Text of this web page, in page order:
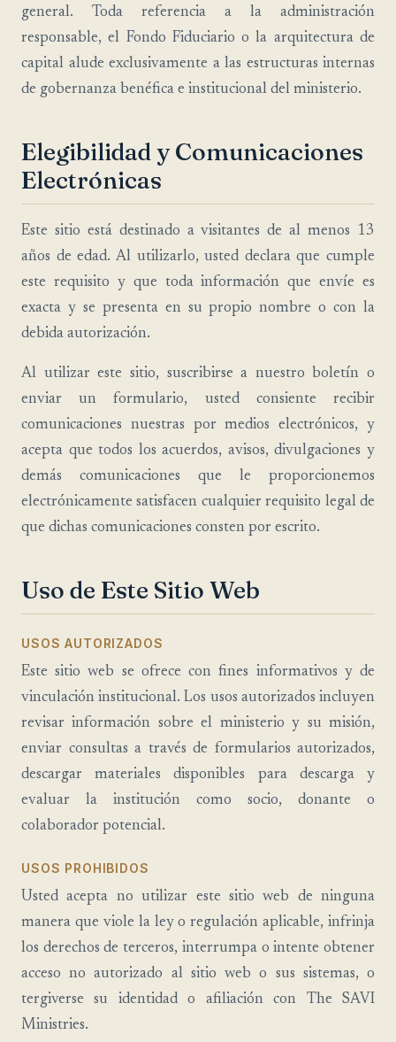
general. Toda referencia a la administración
responsable, el Fondo Fiduciario o la arquitectura de
capital alude exclusivamente a las estructuras internas
de gobernanza benéfica e institucional del ministerio.
Elegibilidad y Comunicaciones
Electrónicas
Este sitio está destinado a visitantes de al menos 13
años de edad. Al utilizarlo, usted declara que cumple
este requisito y que toda información que envíe es
exacta y se presenta en su propio nombre o con la
debida autorización.
Al utilizar este sitio, suscribirse a nuestro boletín o
enviar un formulario, usted consiente recibir
comunicaciones nuestras por medios electrónicos, y
acepta que todos los acuerdos, avisos, divulgaciones y
demás comunicaciones que le proporcionemos
electrónicamente satisfacen cualquier requisito legal de
que dichas comunicaciones consten por escrito.
Uso de Este Sitio Web
USOS AUTORIZADOS
Este sitio web se ofrece con fines informativos y de
vinculación institucional. Los usos autorizados incluyen
revisar información sobre el ministerio y su misión,
enviar consultas a través de formularios autorizados,
descargar materiales disponibles para descarga y
evaluar la institución como socio, donante o
colaborador potencial.
USOS PROHIBIDOS
Usted acepta no utilizar este sitio web de ninguna
manera que viole la ley o regulación aplicable, infrinja
los derechos de terceros, interrumpa o intente obtener
acceso no autorizado al sitio web o sus sistemas, o
tergiverse su identidad o afiliación con The SAVI
Ministries.